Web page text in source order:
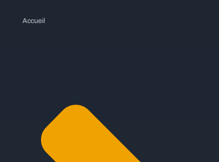
Accueil